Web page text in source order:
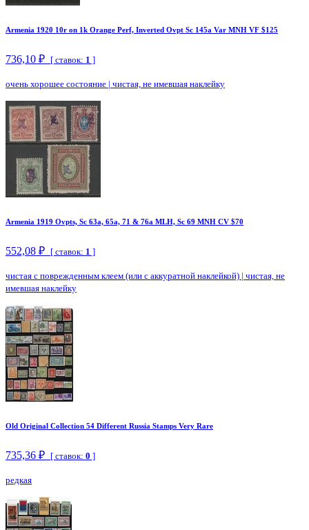
Armenia 1920 10r on 1k Orange Perf, Inverted Ovpt Sc 145a Var MNH VF $125
736,10 ₽ [ ставок: 1 ]
очень хорошее состояние | чистая, не имевшая наклейку
Armenia 1919 Ovpts, Sc 63a, 65a, 71 & 76a MLH, Sc 69 MNH CV $70
552,08 ₽ [ ставок: 1 ]
чистая с поврежденным клеем (или с аккуратной наклейкой) | чистая, не
имевшая наклейку
Old Original Collection 54 Different Russia Stamps Very Rare
735,36 ₽ [ ставок: 0 ]
редкая